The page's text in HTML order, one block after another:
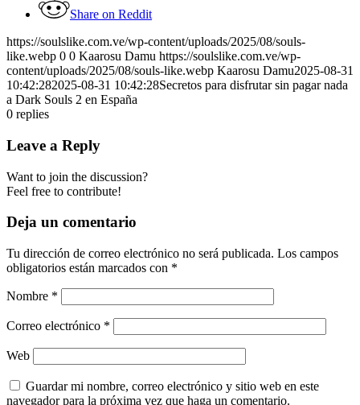
Share on Reddit
https://soulslike.com.ve/wp-content/uploads/2025/08/souls-
like.webp 0 0 Kaarosu Damu https://soulslike.com.ve/wp-
content/uploads/2025/08/souls-like.webp Kaarosu Damu2025-08-31
10:42:282025-08-31 10:42:28Secretos para disfrutar sin pagar nada
a Dark Souls 2 en España
0 replies
Leave a Reply
Want to join the discussion?
Feel free to contribute!
Deja un comentario
Tu dirección de correo electrónico no será publicada. Los campos
obligatorios están marcados con *
Nombre *
Correo electrónico *
Web
Guardar mi nombre, correo electrónico y sitio web en este
navegador para la próxima vez que haga un comentario.